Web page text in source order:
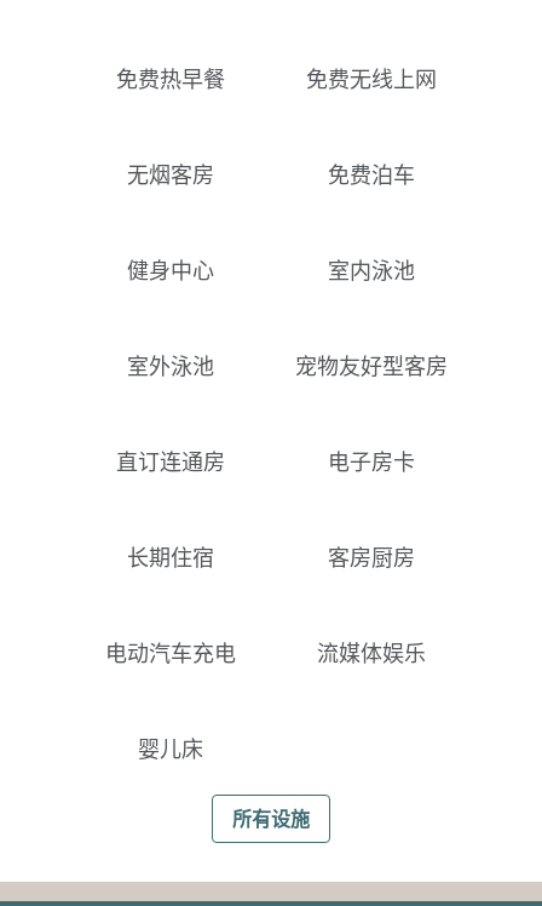
免费热早餐 免费无线上网
无烟客房 免费泊车
健身中心 室内泳池
室外泳池 宠物友好型客房
直订连通房 电子房卡
长期住宿 客房厨房
电动汽车充电 流媒体娱乐
婴儿床
所有设施